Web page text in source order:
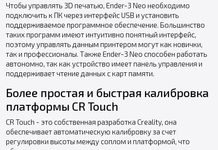
Чтобы управлять 3D печатью, Ender-3 Neo необходимо
подключить к ПК через интерфейс USB и установить
поддерживаемое программное обеспечение. Большинство
таких программ имеют интуитивно понятный интерфейс,
поэтому управлять данным принтером могут как новички,
так и профессионалы. Также Ender-3 Neo способен работать
автономно, так как устройство имеет панель управления и
поддерживает чтение данных с карт памяти.
Более простая и быстрая калибровка
платформы CR Touch
CR Touch - это собственная разработка Creality, она
обеспечивает автоматическую калибровку за счет
регулировки высоты между соплом и платформой, что